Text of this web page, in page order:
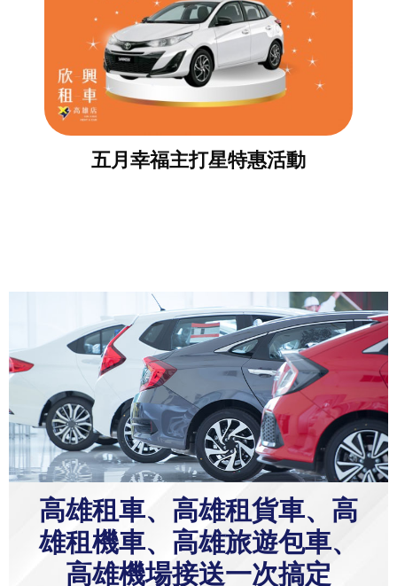
五月幸福主打星特惠活動
高雄租車、高雄租貨車、高
雄租機車、高雄旅遊包車、
高雄機場接送一次搞定
欣興高雄租車以完整服務、
車況良好、交通位置優勢，